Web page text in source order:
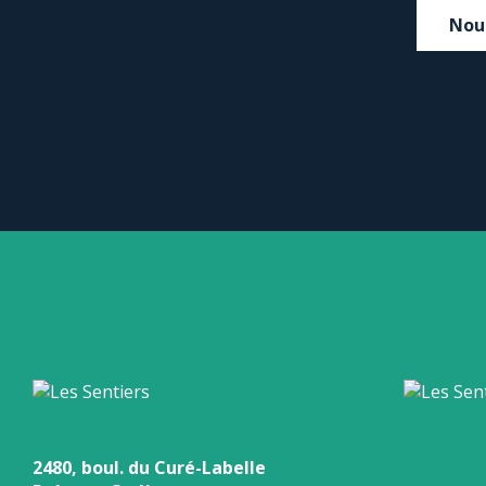
2480, boul. du Curé-Labelle